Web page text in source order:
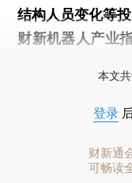
结构人员变化等投
财新机器人产业
本文
登录
财新通
可畅读